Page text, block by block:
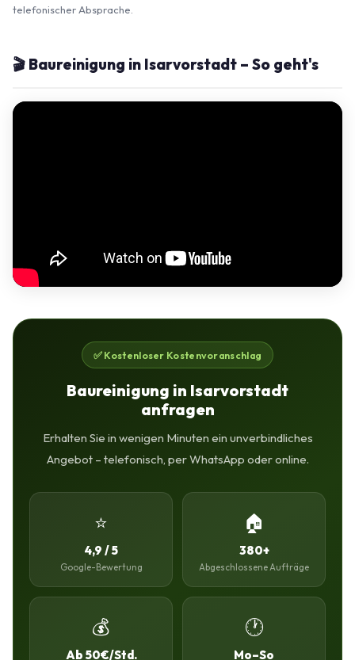
telefonischer Absprache.
🎬 Baureinigung in Isarvorstadt – So geht's
✅ Kostenloser Kostenvoranschlag
Baureinigung in Isarvorstadt
anfragen
Erhalten Sie in wenigen Minuten ein unverbindliches
Angebot – telefonisch, per WhatsApp oder online.
⭐
4,9 / 5
Google-Bewertung
🏠
380+
Abgeschlossene Aufträge
💰
Ab 50€/Std.
🕐
Mo–So